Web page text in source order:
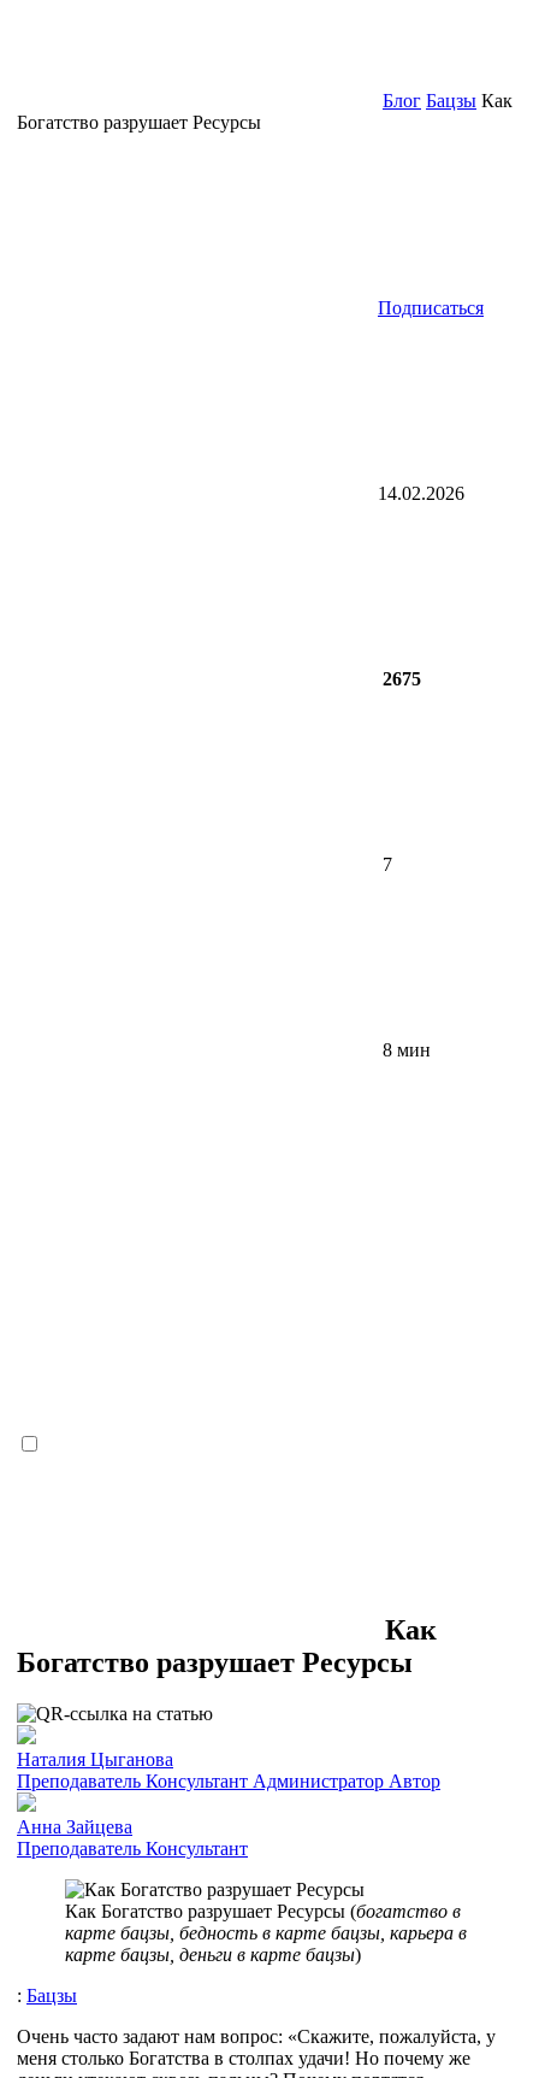
Блог Бацзы Как
Богатство разрушает Ресурсы
Подписаться
14.02.2026
2675
7
8 мин
Как
Богатство разрушает Ресурсы
Наталия Цыганова
Преподаватель Консультант Администратор Автор
Анна Зайцева
Преподаватель Консультант
Как Богатство разрушает Ресурсы (богатство в
карте бацзы, бедность в карте бацзы, карьера в
карте бацзы, деньги в карте бацзы)
: Бацзы
Очень часто задают нам вопрос: «Скажите, пожалуйста, у
меня столько Богатства в столпах удачи! Но почему же